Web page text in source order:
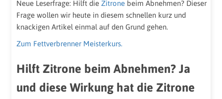
Neue Leserfrage: Hilft die Zitrone beim Abnehmen? Dieser
Frage wollen wir heute in diesem schnellen kurz und
knackigen Artikel einmal auf den Grund gehen.
Zum Fettverbrenner Meisterkurs.
Hilft Zitrone beim Abnehmen? Ja
und diese Wirkung hat die Zitrone